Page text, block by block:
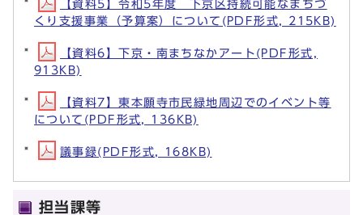
【資料5】令和5年度 下京区持続可能なまちづ
くり支援事業（予算案）について(PDF形式, 215KB)
【資料6】下京・南まちなかアート(PDF形式,
913KB)
【資料7】東本願寺市民緑地周辺でのイベント等
について(PDF形式, 136KB)
議事録(PDF形式, 168KB)
担当課等